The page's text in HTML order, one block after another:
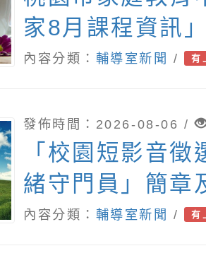
家8月課程資訊
親子電影營」、
親子共學同樂會
下一站幸福系
團體」海報，惠
(學校)運用多元
內容分類： 輔導室新聞 / 有
發佈時間：2026-08-06 /
「校園短影音
緒守門員」簡章
報，請鼓勵學生
內容分類： 輔導室新聞 / 有